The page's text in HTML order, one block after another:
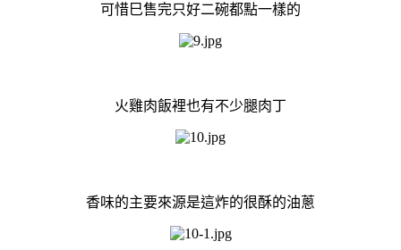
可惜巳售完只好二碗都點一樣的
火雞肉飯裡也有不少腿肉丁
香味的主要來源是這炸的很酥的油蔥